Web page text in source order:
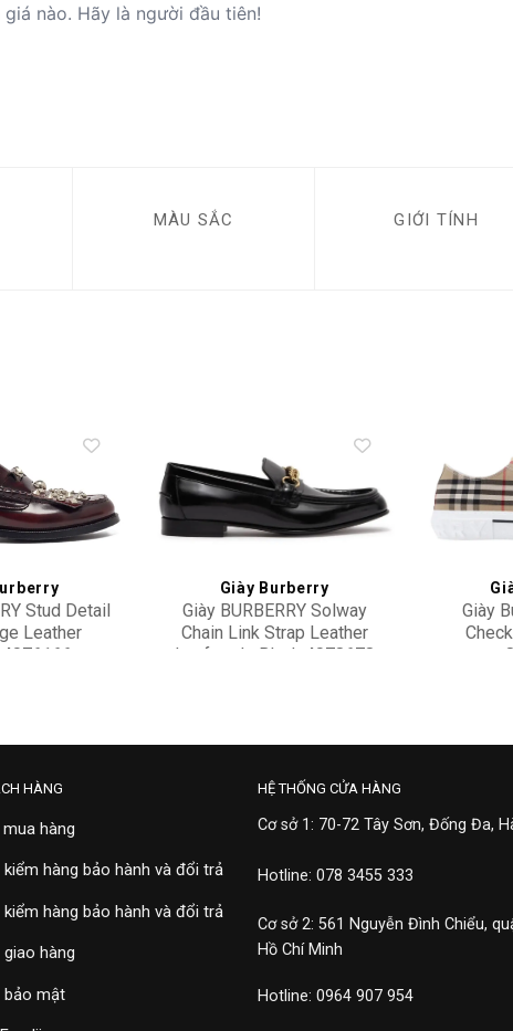
nào. Hãy là người đầu tiên!
MÀU SẮC GIỚI TÍNH
Add to
wishlist
Stud Detail
Leather
Add to
wishlist
Giày Burberry
Giày BURBERRY Solway
Chain Link Strap Leather
Loafers In Black 4078678
Giày
HÀNG
hàng
hàng bảo hành và đổi trả
hàng bảo hành và đổi trả
hàng
bảo mật
HỆ THỐNG CỬA HÀNG
Cơ sở 1: 70-72 Tây Sơn, Đống Đa,
Hotline: 078 3455 333
Cơ sở 2: 561 Nguyễn Đình Chiểu,
Hồ Chí Minh
Hotline: 0964 907 954